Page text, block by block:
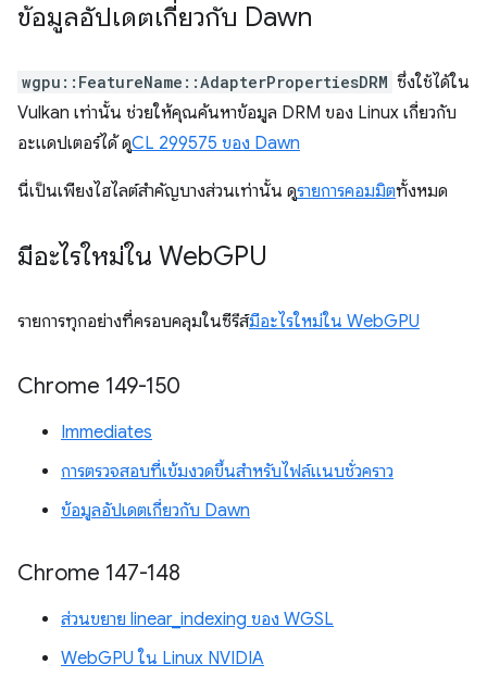
ข้อมูลอัปเดตเกี่ยวกับ Dawn
wgpu::FeatureName::AdapterPropertiesDRM ซึ่งใช้ได้ใน
Vulkan เท่านั้น ช่วยให้คุณค้นหาข้อมูล DRM ของ Linux เกี่ยวกับ
อะแดปเตอร์ได้ ดูCL 299575 ของ Dawn
นี่เป็นเพียงไฮไลต์สำคัญบางส่วนเท่านั้น ดูรายการคอมมิตทั้งหมด
มีอะไรใหม่ใน WebGPU
รายการทุกอย่างที่ครอบคลุมในซีรีส์มีอะไรใหม่ใน WebGPU
Chrome 149-150
Immediates
การตรวจสอบที่เข้มงวดขึ้นสำหรับไฟล์แนบชั่วคราว
ข้อมูลอัปเดตเกี่ยวกับ Dawn
Chrome 147-148
ส่วนขยาย linear_indexing ของ WGSL
WebGPU ใน Linux NVIDIA